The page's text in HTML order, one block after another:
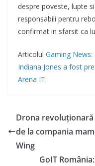
despre poveste, lupte
responsabili pentru
confirmat in sfarsit ca
Articolul Gaming
Indiana Jones a fost
Arena IT.
Drona
de la compania
Wing
GoIT